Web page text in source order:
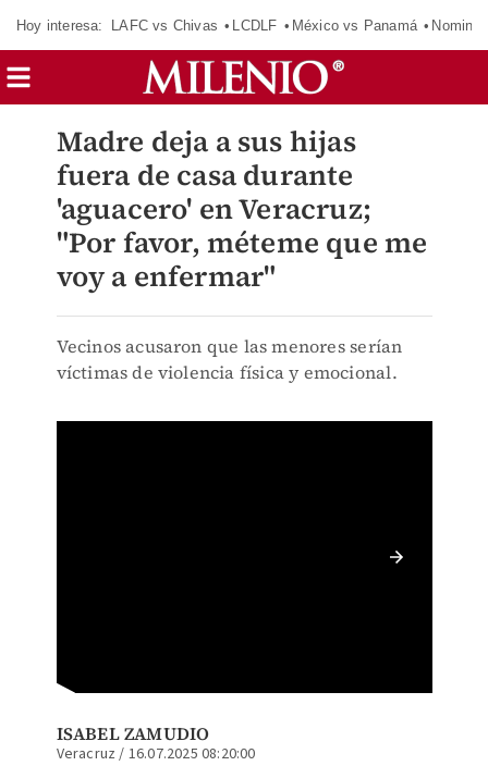
Hoy interesa: LAFC vs Chivas LCDLF México vs Panamá
Madre deja a sus hijas
fuera de casa durante
'aguacero' en Veracruz;
"Por favor, méteme que me
voy a enfermar"
Vecinos acusaron que las menores serían
víctimas de violencia física y emocional.
ISABEL ZAMUDIO
Veracruz / 16.07.2025 08:20:00